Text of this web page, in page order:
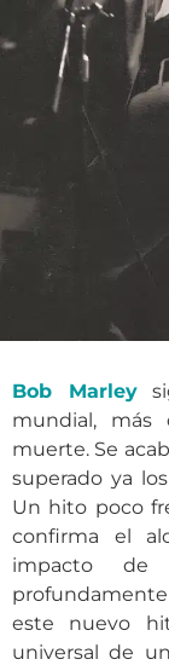
Bob Marley
mundial, más
muerte. Se
superado ya
Un hito poco
confirma el
impacto
profundamente
este nuevo
universal de